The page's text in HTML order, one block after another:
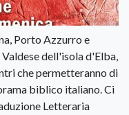
Porto Azzurro e
dell'isola d'Elba,
che permetteranno di
biblico italiano. Ci
Letteraria